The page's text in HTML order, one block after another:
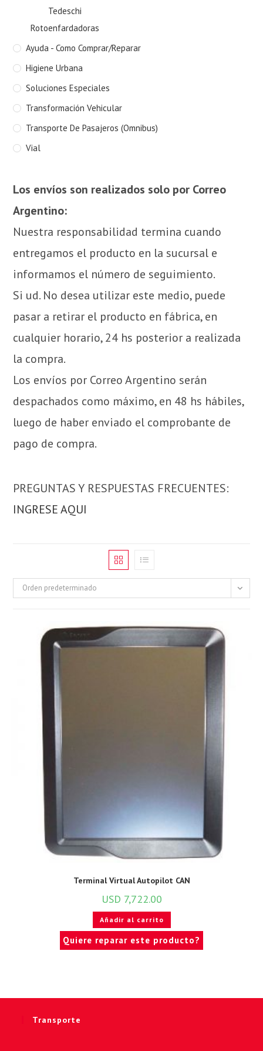
Tedeschi
Rotoenfardadoras
Ayuda - Como Comprar/Reparar
Higiene Urbana
Soluciones Especiales
Transformación Vehicular
Transporte De Pasajeros (Omnibus)
Vial
Los envíos son realizados solo por Correo
Argentino:
Nuestra responsabilidad termina cuando
entregamos el producto en la sucursal e
informamos el número de seguimiento.
Si ud. No desea utilizar este medio, puede
pasar a retirar el producto en fábrica, en
cualquier horario, 24 hs posterior a realizada
la compra.
Los envíos por Correo Argentino serán
despachados como máximo, en 48 hs hábiles,
luego de haber enviado el comprobante de
pago de compra.
PREGUNTAS Y RESPUESTAS FRECUENTES:
INGRESE AQUI
Orden predeterminado
Terminal Virtual Autopilot CAN
USD 7,722.00
Añadir al carrito
Quiere reparar este producto?
Transporte